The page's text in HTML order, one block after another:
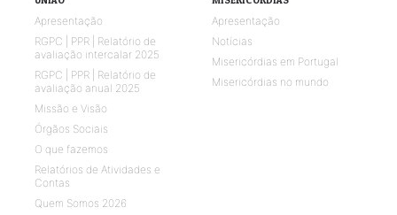
Apresentação
RGPC | PPR | Relatório de
avaliação intercalar 2025
RGPC | PPR | Relatório de
avaliação anual 2025
Missão e Visão
Órgãos Sociais
O que fazemos
Relatórios de Atividades e
Contas
Quem Somos 2026
Apresentação
Notícias
Misericórdias em Portugal
Misericórdias no mundo